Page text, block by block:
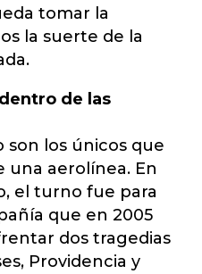
tomar la
la suerte de la
de las
son los únicos que
una aerolínea. En
el turno fue para
que en 2005
dos tragedias
Providencia y